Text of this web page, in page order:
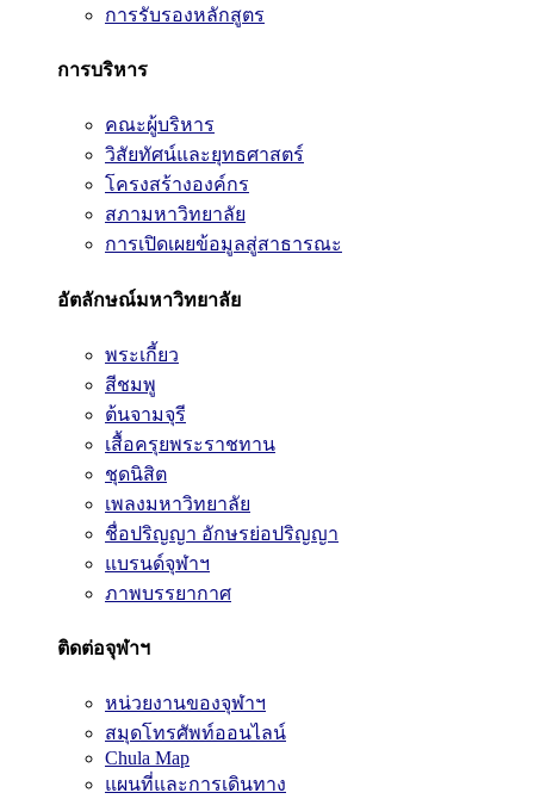
การรับรองหลักสูตร
การบริหาร
คณะผู้บริหาร
วิสัยทัศน์และยุทธศาสตร์
โครงสร้างองค์กร
สภามหาวิทยาลัย
การเปิดเผยข้อมูลสู่สาธารณะ
อัตลักษณ์มหาวิทยาลัย
พระเกี้ยว
สีชมพู
ต้นจามจุรี
เสื้อครุยพระราชทาน
ชุดนิสิต
เพลงมหาวิทยาลัย
ชื่อปริญญา อักษรย่อปริญญา
แบรนด์จุฬาฯ
ภาพบรรยากาศ
ติดต่อจุฬาฯ
หน่วยงานของจุฬาฯ
สมุดโทรศัพท์ออนไลน์
Chula Map
แผนที่และการเดินทาง